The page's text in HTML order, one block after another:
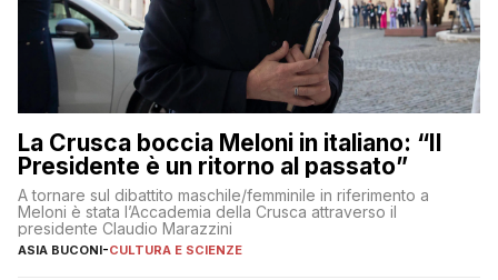
La Crusca boccia Meloni in italiano: “Il
Presidente è un ritorno al passato”
A tornare sul dibattito maschile/femminile in riferimento a
Meloni è stata l’Accademia della Crusca attraverso il
presidente Claudio Marazzini
ASIA BUCONI-CULTURA E SCIENZE